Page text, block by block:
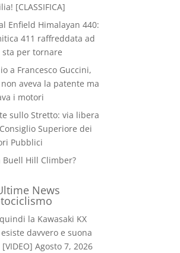
[CLASSIFICA]
Enfield Himalayan 440:
411 raffreddata ad
sta per tornare
a Francesco Guccini,
aveva la patente ma
i motori
sullo Stretto: via libera
Superiore dei
Pubblici
Buell Hill Climber?
News
la Kawasaki KX
davvero e suona
Agosto 7, 2026